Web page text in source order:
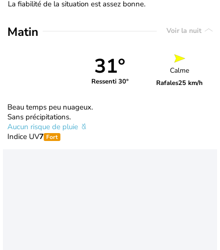
La fiabilité de la situation est assez bonne.
Matin Voir la nuit
31°
Ressenti 30°
Calme
Rafales25 km/h
Beau temps peu nuageux.
Sans précipitations.
Aucun risque de pluie
Indice UV7 Fort